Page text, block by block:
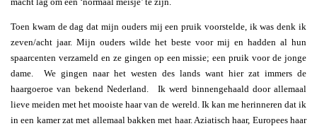
Toen kwam de dag dat mijn ouders mij een pruik voorstelde, ik was denk ik
zeven/acht jaar. Mijn ouders wilde het beste voor mij en hadden al hun
spaarcenten verzameld en ze gingen op een missie; een pruik voor de jonge
dame. We gingen naar het westen des lands want hier zat immers de
haargoeroe van bekend Nederland. Ik werd binnengehaald door allemaal
lieve meiden met het mooiste haar van de wereld. Ik kan me herinneren dat ik
in een kamer zat met allemaal bakken met haar. Aziatisch haar, Europees haar